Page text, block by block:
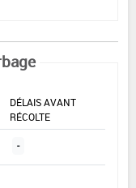
DÉLAIS AVANT
RÉCOLTE
-